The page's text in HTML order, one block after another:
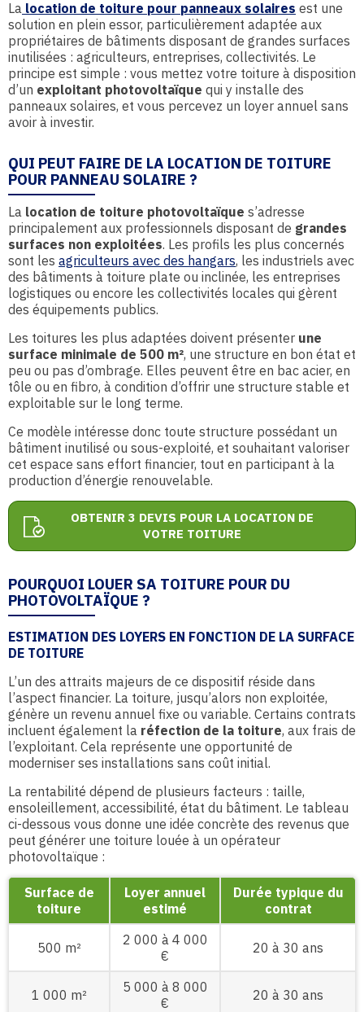
La location de toiture pour panneaux solaires est une
solution en plein essor, particulièrement adaptée aux
propriétaires de bâtiments disposant de grandes surfaces
inutilisées : agriculteurs, entreprises, collectivités. Le
principe est simple : vous mettez votre toiture à disposition
d’un exploitant photovoltaïque qui y installe des
panneaux solaires, et vous percevez un loyer annuel sans
avoir à investir.
QUI PEUT FAIRE DE LA LOCATION DE TOITURE
POUR PANNEAU SOLAIRE ?
La location de toiture photovoltaïque s’adresse
principalement aux professionnels disposant de grandes
surfaces non exploitées. Les profils les plus concernés
sont les agriculteurs avec des hangars, les industriels avec
des bâtiments à toiture plate ou inclinée, les entreprises
logistiques ou encore les collectivités locales qui gèrent
des équipements publics.
Les toitures les plus adaptées doivent présenter une
surface minimale de 500 m², une structure en bon état et
peu ou pas d’ombrage. Elles peuvent être en bac acier, en
tôle ou en fibro, à condition d’offrir une structure stable et
exploitable sur le long terme.
Ce modèle intéresse donc toute structure possédant un
bâtiment inutilisé ou sous-exploité, et souhaitant valoriser
cet espace sans effort financier, tout en participant à la
production d’énergie renouvelable.
OBTENIR 3 DEVIS POUR LA LOCATION DE
VOTRE TOITURE
POURQUOI LOUER SA TOITURE POUR DU
PHOTOVOLTAÏQUE ?
ESTIMATION DES LOYERS EN FONCTION DE LA SURFACE
DE TOITURE
L’un des attraits majeurs de ce dispositif réside dans
l’aspect financier. La toiture, jusqu’alors non exploitée,
génère un revenu annuel fixe ou variable. Certains contrats
incluent également la réfection de la toiture, aux frais de
l’exploitant. Cela représente une opportunité de
moderniser ses installations sans coût initial.
La rentabilité dépend de plusieurs facteurs : taille,
ensoleillement, accessibilité, état du bâtiment. Le tableau
ci-dessous vous donne une idée concrète des revenus que
peut générer une toiture louée à un opérateur
photovoltaïque :
Surface de
toiture
Loyer annuel
estimé
Durée typique du
contrat
500 m²
2 000 à 4 000
€
20 à 30 ans
1 000 m²
5 000 à 8 000
€
20 à 30 ans